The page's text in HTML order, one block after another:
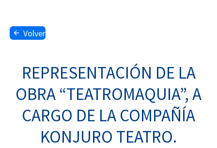
Volver
REPRESENTACIÓN DE LA
OBRA “TEATROMAQUIA”, A
CARGO DE LA COMPAÑÍA
KONJURO TEATRO.